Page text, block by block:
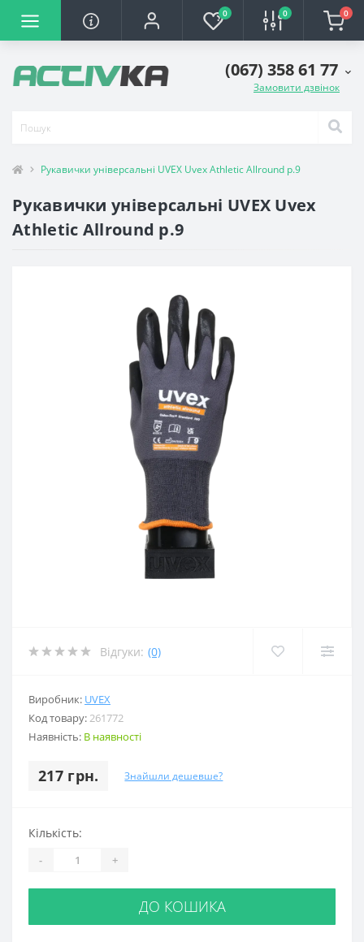
0 0 0
(067) 358 61 77
Замовити дзвінок
Рукавички універсальні UVEX Uvex Athletic Allround р.9
Рукавички універсальні UVEX Uvex
Athletic Allround р.9
Відгуки: (0)
Виробник: UVEX
Код товару:261772
Наявність: В наявності
217 грн. Знайшли дешевше?
Кількість:
- +
ДО КОШИКА